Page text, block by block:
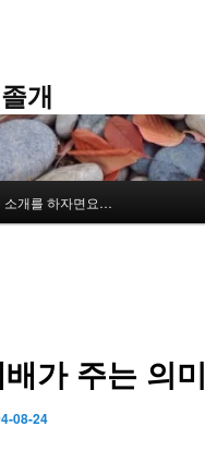
개
소개를 하자면요…
가 주는 의미
08-24